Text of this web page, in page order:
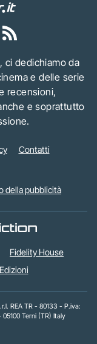
ci dedichiamo da
e delle serie
recensioni,
e soprattutto
Contatti
della pubblicità
Fidelity House
REA TR - 80133 - P.iva:
Terni (TR) Italy